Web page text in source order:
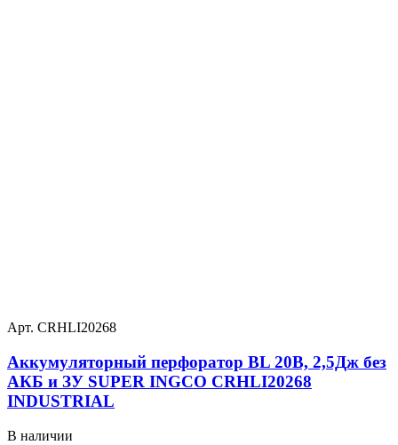
Арт. CRHLI20268
Аккумуляторный перфоратор BL 20В, 2,5Дж без
АКБ и ЗУ SUPER INGCO CRHLI20268
INDUSTRIAL
В наличии